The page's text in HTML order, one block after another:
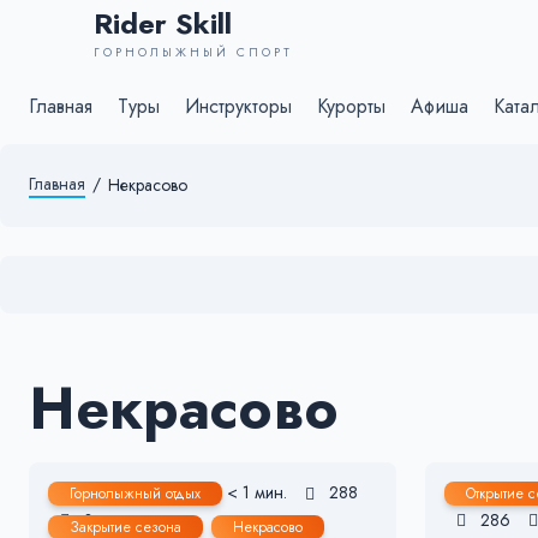
Rider Skill
ГОРНОЛЫЖНЫЙ СПОРТ
Главная Туры Инструкторы Курорты Афиша
Главная / Некрасово
Некрасово
Горнолыжный отдых
Закрытие сезона
Некрасово
18 Мар, 2023 < 1 мин.
288
3
Открытие
30 Ноя,
286